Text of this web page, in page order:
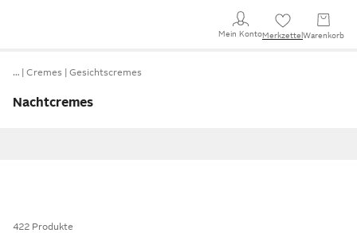
Mein KontoMerkzettel Warenkorb
… Cremes Gesichtscremes
Nachtcremes
422 Produkte